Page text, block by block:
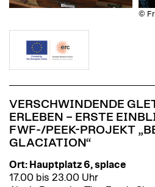
©
VERSCHWINDENDE
ERLEBEN – ERSTE
FWF-/PEEK-PROJEKT
GLACIATION“
Ort: Hauptplatz 6, splace
17.00 bis 23.00 Uhr